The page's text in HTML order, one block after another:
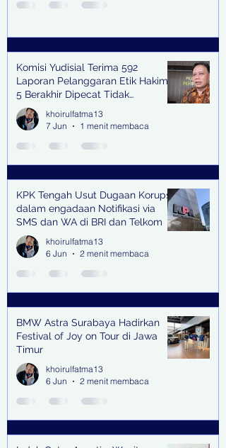
Komisi Yudisial Terima 592
Laporan Pelanggaran Etik Hakim,
5 Berakhir Dipecat Tidak
Terhormat
khoirulfatma13
7 Jun
1 menit membaca
KPK Tengah Usut Dugaan Korupsi
dalam engadaan Notifikasi via
SMS dan WA di BRI dan Telkom
khoirulfatma13
6 Jun
2 menit membaca
BMW Astra Surabaya Hadirkan
Festival of Joy on Tour di Jawa
Timur
khoirulfatma13
6 Jun
2 menit membaca